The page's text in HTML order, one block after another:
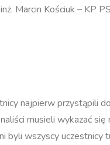
Marcin Kościuk – KP
najpierw przystąpili
musieli wykazać
byli wszyscy